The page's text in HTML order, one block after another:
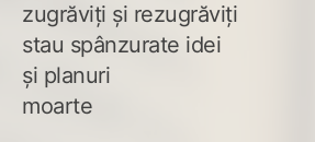
zugrăviți și rezugrăviți
stau spânzurate idei
și planuri
moarte